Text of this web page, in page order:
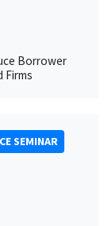
Borrower
Firms
SEMINAR